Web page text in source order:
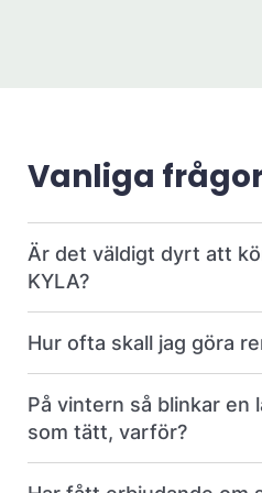
Vanliga
Är det väldigt dyrt att
KYLA?
Hur ofta skall jag göra
På vintern så blinkar en
som tätt, varför?